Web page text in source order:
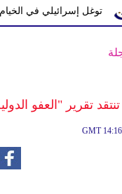
إسرائيلي في الخيام
تقرير "العفو
GMT